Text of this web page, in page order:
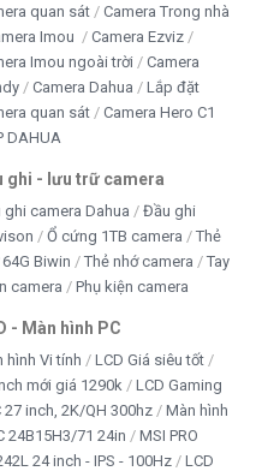
quan sát
Camera Trong nhà
Imou
Camera Ezviz
Imou ngoài trời
Camera
Camera Dahua
Lắp đặt
quan sát
Camera Hero C1
DAHUA
ghi - lưu trữ camera
ghi camera Dahua
Đầu ghi
Ổ cứng 1TB camera
Thẻ
Biwin
Thẻ nhớ camera
Tay
camera
Phụ kiện camera
- Màn hình PC
hình Vi tính
LCD Giá siêu tốt
mới giá 1290k
LCD Gaming
27 inch, 2K/QH 300hz
Màn hình
24B15H3/71 24in
MSI PRO
24 inch - IPS - 100Hz
LCD